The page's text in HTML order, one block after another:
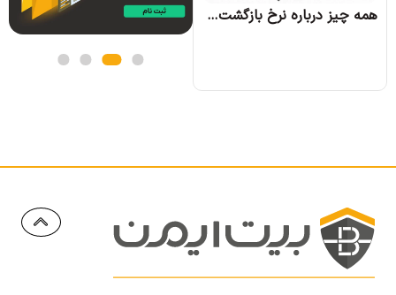
همه چیز درباره نرخ بازگشت سرمایه و نحوه محاسبه آن